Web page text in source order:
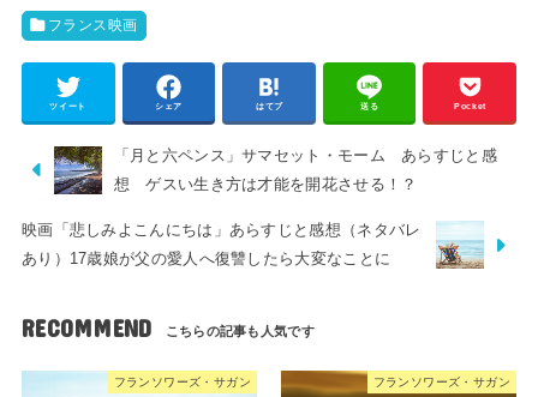
フランス映画
ツイート シェア はてブ 送る Pocket
「月と六ペンス」サマセット・モーム あらすじと感
想 ゲスい生き方は才能を開花させる！？
映画「悲しみよこんにちは」あらすじと感想（ネタバレ
あり）17歳娘が父の愛人へ復讐したら大変なことに
RECOMMEND
フランソワーズ・サガン フランソワーズ・サガン